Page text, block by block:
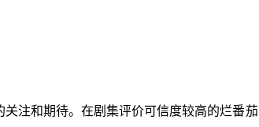
注和期待。在剧集评价可信度较高的烂番茄